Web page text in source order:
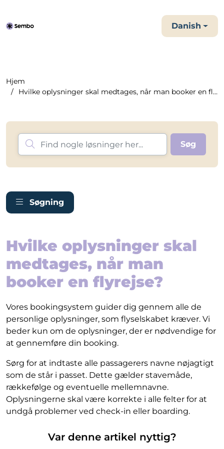
Danish
Hjem
Hvilke oplysninger skal medtages, når man booker en flyre...
Søgning
Hvilke oplysninger skal
medtages, når man
booker en flyrejse?
Vores bookingsystem guider dig gennem alle de
personlige oplysninger, som flyselskabet kræver. Vi
beder kun om de oplysninger, der er nødvendige for
at gennemføre din booking.
Sørg for at indtaste alle passagerers navne nøjagtigt
som de står i passet. Dette gælder stavemåde,
rækkefølge og eventuelle mellemnavne.
Oplysningerne skal være korrekte i alle felter for at
undgå problemer ved check-in eller boarding.
Var denne artikel nyttig?